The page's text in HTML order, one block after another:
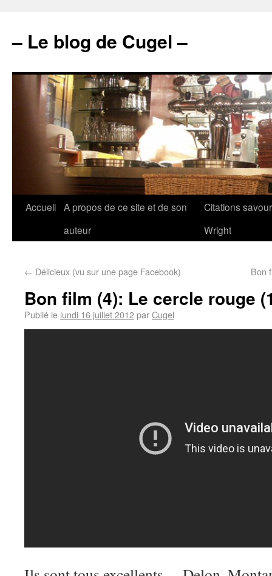
– Le blog de Cugel –
Accueil A propos de ce site et de son
auteur
Citations
Wright
← Délicieux (vu sur une page Facebook) Bon
Bon film (4): Le cercle rouge
Publié le lundi 16 juillet 2012parCugel